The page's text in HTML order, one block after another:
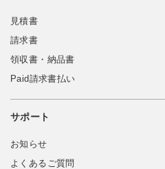
見積書
請求書
領収書・納品書
Paid請求書払い
サポート
お知らせ
よくあるご質問